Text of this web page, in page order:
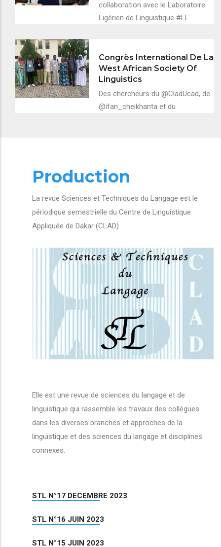
collaboration avec le Laboratoire
Ligérien de Linguistique #LL
Congrès International De La
West African Society Of
Linguistics
Des chercheurs du @CladUcad, de
@ifan_cheikhanta et du
Production
La revue Sciences et Techniques du Langage est le
périodique semestrielle du Centre de Linguistique
Appliquée de Dakar (CLAD)
Elle est une revue de sciences du langage et de
linguistique qui rassemble les travaux des collègues
dans les diverses branches et approches de la
linguistique et des sciences du langage et disciplines
connexes.
STL N°17 DECEMBRE 2023
STL N°16 JUIN 2023
STL N°15 JUIN 2023